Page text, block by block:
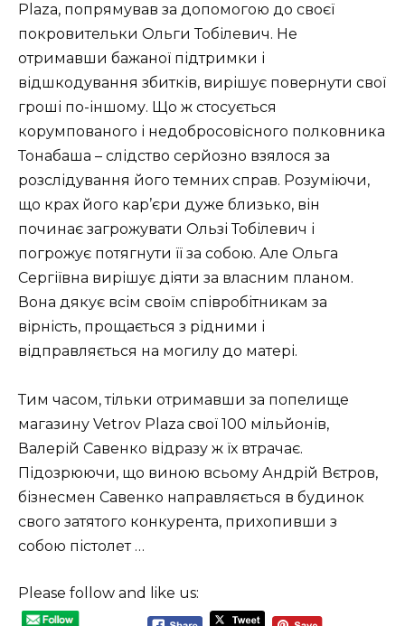
Plaza, попрямував за допомогою до своєї
покровительки Ольги Тобілевич. Не
отримавши бажаної підтримки і
відшкодування збитків, вирішує повернути свої
гроші по-іншому. Що ж стосується
корумпованого і недобросовісного полковника
Тонабаша – слідство серйозно взялося за
розслідування його темних справ. Розуміючи,
що крах його кар’єри дуже близько, він
починає загрожувати Ользі Тобілевич і
погрожує потягнути її за собою. Але Ольга
Сергіївна вирішує діяти за власним планом.
Вона дякує всім своїм співробітникам за
вірність, прощається з рідними і
відправляється на могилу до матері.
Тим часом, тільки отримавши за попелище
магазину Vetrov Plaza свої 100 мільйонів,
Валерій Савенко відразу ж їх втрачає.
Підозрюючи, що виною всьому Андрій Вєтров,
бізнесмен Савенко направляється в будинок
свого затятого конкурента, прихопивши з
собою пістолет …
Please follow and like us: